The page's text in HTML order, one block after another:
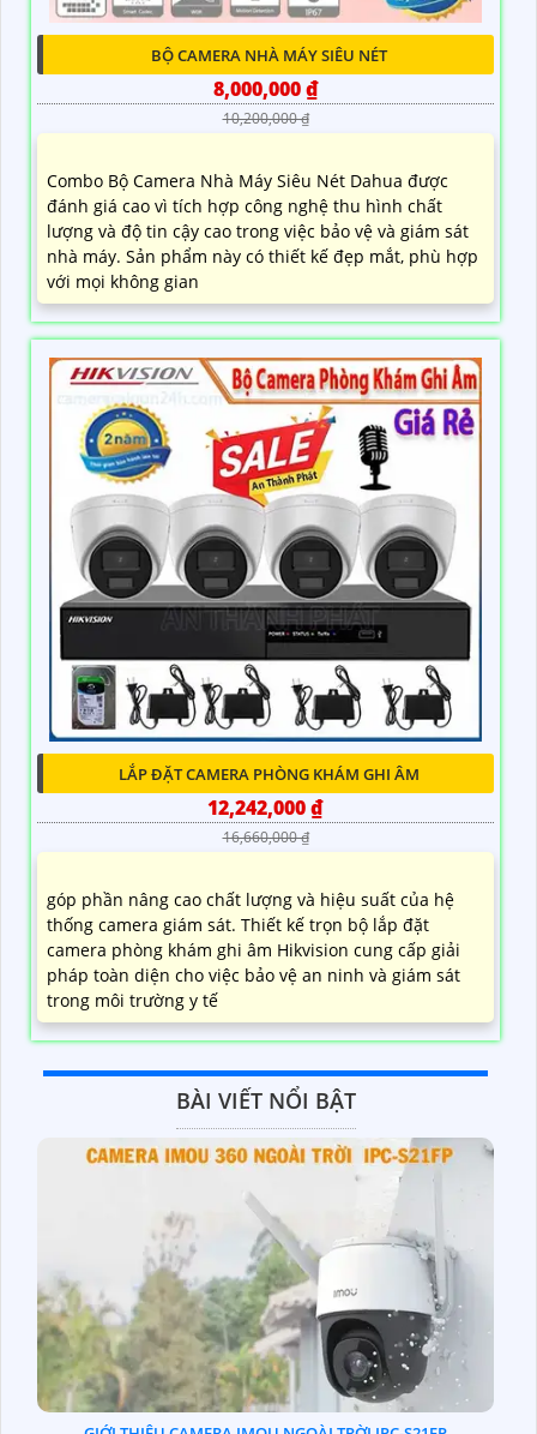
BỘ CAMERA NHÀ MÁY SIÊU NÉT
8,000,000 ₫
10,200,000 ₫
Combo Bộ Camera Nhà Máy Siêu Nét Dahua được
đánh giá cao vì tích hợp công nghệ thu hình chất
lượng và độ tin cậy cao trong việc bảo vệ và giám sát
nhà máy. Sản phẩm này có thiết kế đẹp mắt, phù hợp
với mọi không gian
LẮP ĐẶT CAMERA PHÒNG KHÁM GHI ÂM
12,242,000 ₫
16,660,000 ₫
góp phần nâng cao chất lượng và hiệu suất của hệ
thống camera giám sát. Thiết kế trọn bộ lắp đặt
camera phòng khám ghi âm Hikvision cung cấp giải
pháp toàn diện cho việc bảo vệ an ninh và giám sát
trong môi trường y tế
BÀI VIẾT NỔI BẬT